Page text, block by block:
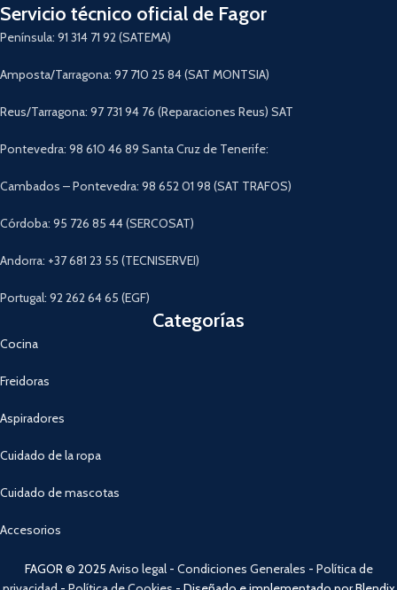
Servicio técnico oficial de Fagor
Península: 91 314 71 92 (SATEMA)
Amposta/Tarragona: 97 710 25 84 (SAT MONTSIA)
Reus/Tarragona: 97 731 94 76 (Reparaciones Reus) SAT
Pontevedra: 98 610 46 89 Santa Cruz de Tenerife:
Cambados – Pontevedra: 98 652 01 98 (SAT TRAFOS)
Córdoba: 95 726 85 44 (SERCOSAT)
Andorra: +37 681 23 55 (TECNISERVEI)
Portugal: 92 262 64 65 (EGF)
Categorías
Cocina
Freidoras
Aspiradores
Cuidado de la ropa
Cuidado de mascotas
Accesorios
FAGOR © 2025 Aviso legal- Condiciones Generales - Política de